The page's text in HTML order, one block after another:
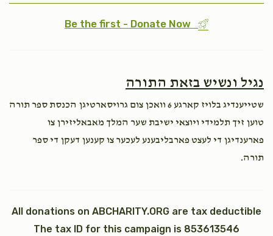
$1,800.00
Be the first - Donate Now
נגיל ונשיש בזאת התורה
שטייענדיג בלויז קארגע 6 וואכן צום גרויסארטיגן הכנסת ספר תורה
טוען זיך תלמידי ויוצאי ישיבת שער המלך מאבאליזירן צו
פארענדיגן די לעצט פארבליבענע לעכער צו קענען דעקן די ספר
תורה.
All donations on ABCHARITY.ORG are tax deductible
The tax ID for this campaign is 853613546